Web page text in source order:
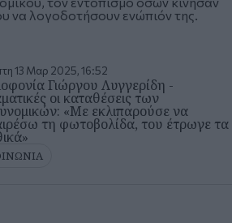
να λογοδοτήσουν ενώπιόν της.
13 Μαρ 2025, 16:52
Γιώργου Λυγγερίδη -
οι καταθέσεις των
«Mε εκλιπαρούσε να
τη φωτοβολίδα, του έτρωγε τα